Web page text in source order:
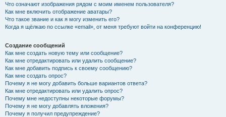
Что означают изображения рядом с моим именем пользователя?
Как мне включить отображение аватары?
Что такое звание и как я могу изменить его?
Когда я щёлкаю по ссылке «email», от меня требуют войти на конференцию!
Создание сообщений
Как мне создать новую тему или сообщение?
Как мне отредактировать или удалить сообщение?
Как мне добавить подпись к своему сообщению?
Как мне создать опрос?
Почему я не могу добавить больше вариантов ответа?
Как мне отредактировать или удалить опрос?
Почему мне недоступны некоторые форумы?
Почему я не могу добавлять вложения?
Почему я получил предупреждение?